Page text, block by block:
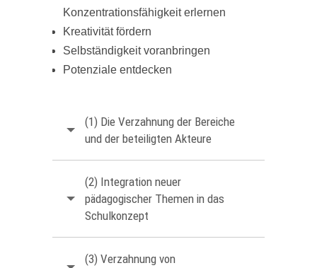
Konzentrationsfähigkeit erlernen
Kreativität fördern
Selbständigkeit voranbringen
Potenziale entdecken
(1) Die Verzahnung der Bereiche
und der beteiligten Akteure
(2) Integration neuer
pädagogischer Themen in das
Schulkonzept
(3) Verzahnung von